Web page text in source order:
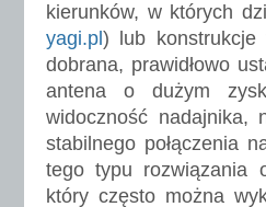
kierunków, w których
yagi.pl ) lub
dobrana, prawidłowo
antena o dużym
widoczność nadajnika,
stabilnego połączenia
tego typu rozwiązania
który często można